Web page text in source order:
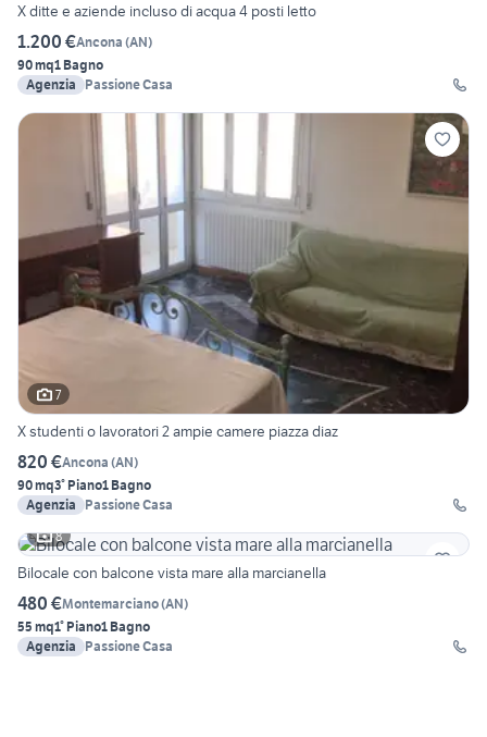
X ditte e aziende incluso di acqua 4 posti letto
1.200 €Ancona (AN)
90 mq1 Bagno
Agenzia
Passione Casa
7
X studenti o lavoratori 2 ampie camere piazza diaz
820 €Ancona (AN)
90 mq3° Piano1 Bagno
Agenzia
Passione Casa
8
Bilocale con balcone vista mare alla marcianella
480 €Montemarciano(AN)
55 mq1° Piano1 Bagno
Agenzia
Passione Casa